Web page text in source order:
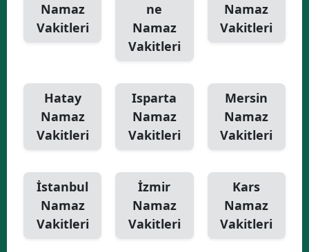
Namaz
Vakitleri
ne
Namaz
Vakitleri
Namaz
Vakitleri
Hatay
Namaz
Vakitleri
Isparta
Namaz
Vakitleri
Mersin
Namaz
Vakitleri
İstanbul
Namaz
Vakitleri
İzmir
Namaz
Vakitleri
Kars
Namaz
Vakitleri